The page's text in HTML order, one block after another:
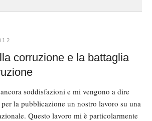
corruzione e la battaglia
soddisfazioni e mi vengono a dire
la pubblicazione un nostro lavoro su una
Questo lavoro mi è particolarmente